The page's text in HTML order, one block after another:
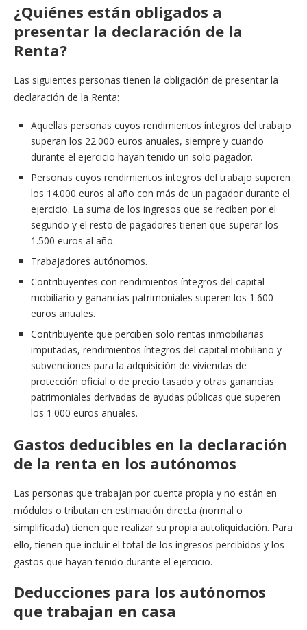
¿Quiénes están obligados a
presentar la declaración de la
Renta?
Las siguientes personas tienen la obligación de presentar la
declaración de la Renta:
Aquellas personas cuyos rendimientos íntegros del trabajo
superan los 22.000 euros anuales, siempre y cuando
durante el ejercicio hayan tenido un solo pagador.
Personas cuyos rendimientos íntegros del trabajo superen
los 14.000 euros al año con más de un pagador durante el
ejercicio. La suma de los ingresos que se reciben por el
segundo y el resto de pagadores tienen que superar los
1.500 euros al año.
Trabajadores autónomos.
Contribuyentes con rendimientos íntegros del capital
mobiliario y ganancias patrimoniales superen los 1.600
euros anuales.
Contribuyente que perciben solo rentas inmobiliarias
imputadas, rendimientos íntegros del capital mobiliario y
subvenciones para la adquisición de viviendas de
protección oficial o de precio tasado y otras ganancias
patrimoniales derivadas de ayudas públicas que superen
los 1.000 euros anuales.
Gastos deducibles en la declaración
de la renta en los autónomos
Las personas que trabajan por cuenta propia y no están en
módulos o tributan en estimación directa (normal o
simplificada) tienen que realizar su propia autoliquidación. Para
ello, tienen que incluir el total de los ingresos percibidos y los
gastos que hayan tenido durante el ejercicio.
Deducciones para los autónomos
que trabajan en casa